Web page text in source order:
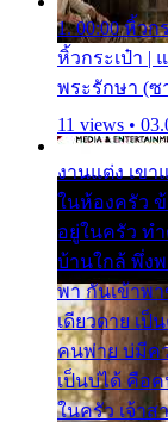
1. 00:00 หิ้วก
หิ้วกระเป๋า |
พระรักษา (ซ
11 views •
งานแต่ง เข
ในห้องครัว ข้
อยู่ในครัว ทำ
บ้านใกล้ พึ่งพ
พา กันเข้าพา
เดียวดาย เป็
คนพ่าย บ่มีคว
เป็นบ่ได้ คือ
ในครัว เจ้าส